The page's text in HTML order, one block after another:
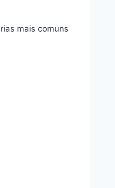
mais comuns